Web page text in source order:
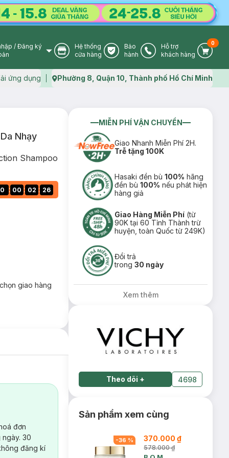
User Icon
/ Đăng ký
Store Icon
Hệ thống
cửa hàng
Warranty Icon
Bảo
hành
Phone Icon
Hỗ trợ
khách hàng
Cart
0
ứng dụng Map icon
Phường 8, Quận 10, Thành phố Hồ Chí Minh
Nhạy
Shampoo
0 : 00 : 02 : 25
giao hàng
đơn
30
đăng kí
MIỄN PHÍ VẬN CHUYỂN
Giao Nhanh Miễn Phí 2H.
Trễ tặng 100K
Hasaki đền bù100% hãng
đền bù100% nếu phát hiện
hàng giả
Giao Hàng Miễn Phí (từ
90K tại 60 Tỉnh Thành trừ
huyện, toàn Quốc từ 249K)
Đổi trả
trong30 ngày
Xem thêm
Theo dõi + 4698
Sản phẩm xem cùng
-36 % 370.000 ₫
578.000 ₫